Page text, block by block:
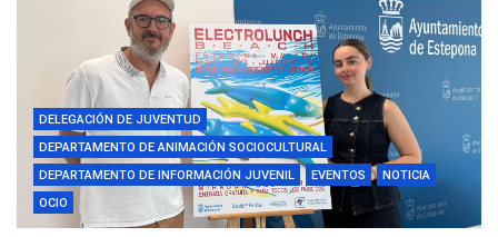
DELEGACIÓN DE JUVENTUD
DEPARTAMENTO DE ANIMACIÓN SOCIOCULTURAL
DEPARTAMENTO DE INFORMACIÓN JUVENIL
EVENTOS
NOTICIA
OCIO